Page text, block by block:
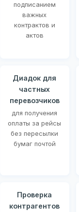
подписанием
важных
контрактов и
актов
Диадок для
частных
перевозчиков
для получения
оплаты за рейсы
без пересылки
бумаг почтой
Проверка
контрагентов